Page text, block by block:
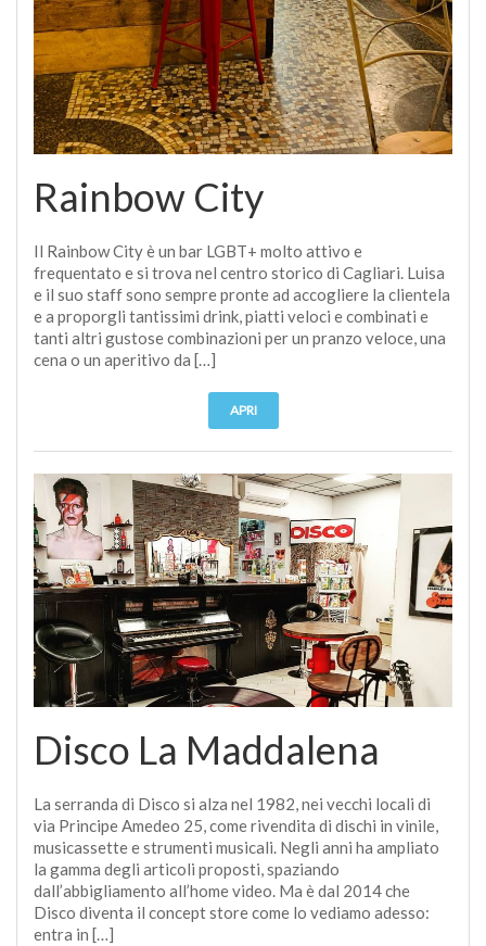
Rainbow City
Il Rainbow City è un bar LGBT+ molto attivo e
frequentato e si trova nel centro storico di Cagliari. Luisa
e il suo staff sono sempre pronte ad accogliere la clientela
e a proporgli tantissimi drink, piatti veloci e combinati e
tanti altri gustose combinazioni per un pranzo veloce, una
cena o un aperitivo da […]
APRI
Disco La Maddalena
La serranda di Disco si alza nel 1982, nei vecchi locali di
via Principe Amedeo 25, come rivendita di dischi in vinile,
musicassette e strumenti musicali. Negli anni ha ampliato
la gamma degli articoli proposti, spaziando
dall’abbigliamento all’home video. Ma è dal 2014 che
Disco diventa il concept store come lo vediamo adesso:
entra in […]